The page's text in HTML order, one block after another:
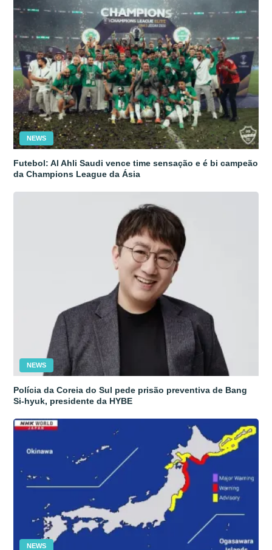
NEWS
Futebol: Al Ahli Saudi vence time sensação e é bi campeão
da Champions League da Ásia
NEWS
Polícia da Coreia do Sul pede prisão preventiva de Bang
Si-hyuk, presidente da HYBE
NEWS